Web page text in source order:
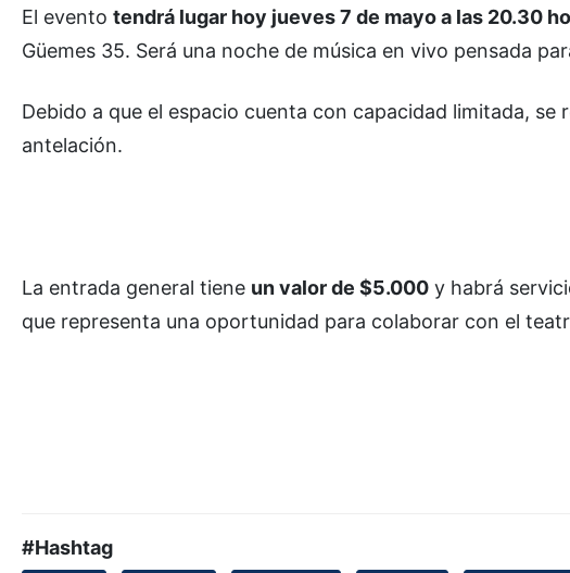
El evento tendrá lugar hoy jueves 7 de mayo a las 20.30
Güemes 35. Será una noche de música en vivo pensada
Debido a que el espacio cuenta con capacidad limitada,
antelación.
La entrada general tiene un valor de $5.000 y habrá
que representa una oportunidad para colaborar con el
#Hashtag